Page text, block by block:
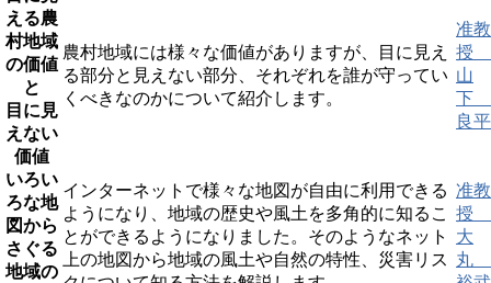
える農
村地域
の価値
と
目に見
えない
価値
農村地域には様々な価値がありますが、目に見え
る部分と見えない部分、それぞれを誰が守ってい
くべきなのかについて紹介します。
准教
授
山
下
良平
いろい
ろな地
図から
さぐる
地域の
インターネットで様々な地図が自由に利用できる
ようになり、地域の歴史や風土を多角的に知るこ
とができるようになりました。そのようなネット
上の地図から地域の風土や自然の特性、災害リス
准教
授
大
丸